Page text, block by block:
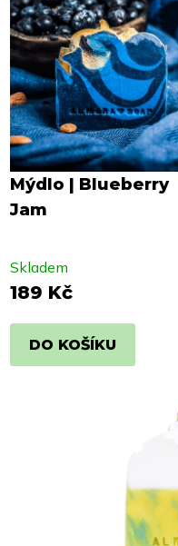
Mýdlo | Blueberry
Jam
Skladem
189 Kč
DO KOŠÍKU